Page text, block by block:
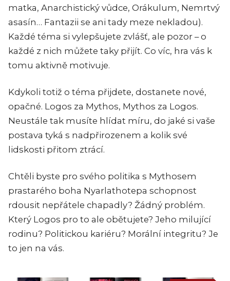
matka, Anarchistický vůdce, Orákulum, Nemrtvý
asasín… Fantazii se ani tady meze nekladou).
Každé téma si vylepšujete zvlášť, ale pozor – o
každé z nich můžete taky přijít. Co víc, hra vás k
tomu aktivně motivuje.
Kdykoli totiž o téma přijdete, dostanete nové,
opačné. Logos za Mythos, Mythos za Logos.
Neustále tak musíte hlídat míru, do jaké si vaše
postava tyká s nadpřirozenem a kolik své
lidskosti přitom ztrácí.
Chtěli byste pro svého politika s Mythosem
prastarého boha Nyarlathotepa schopnost
rdousit nepřátele chapadly? Žádný problém.
Který Logos pro to ale obětujete? Jeho milující
rodinu? Politickou kariéru? Morální integritu? Je
to jen na vás.